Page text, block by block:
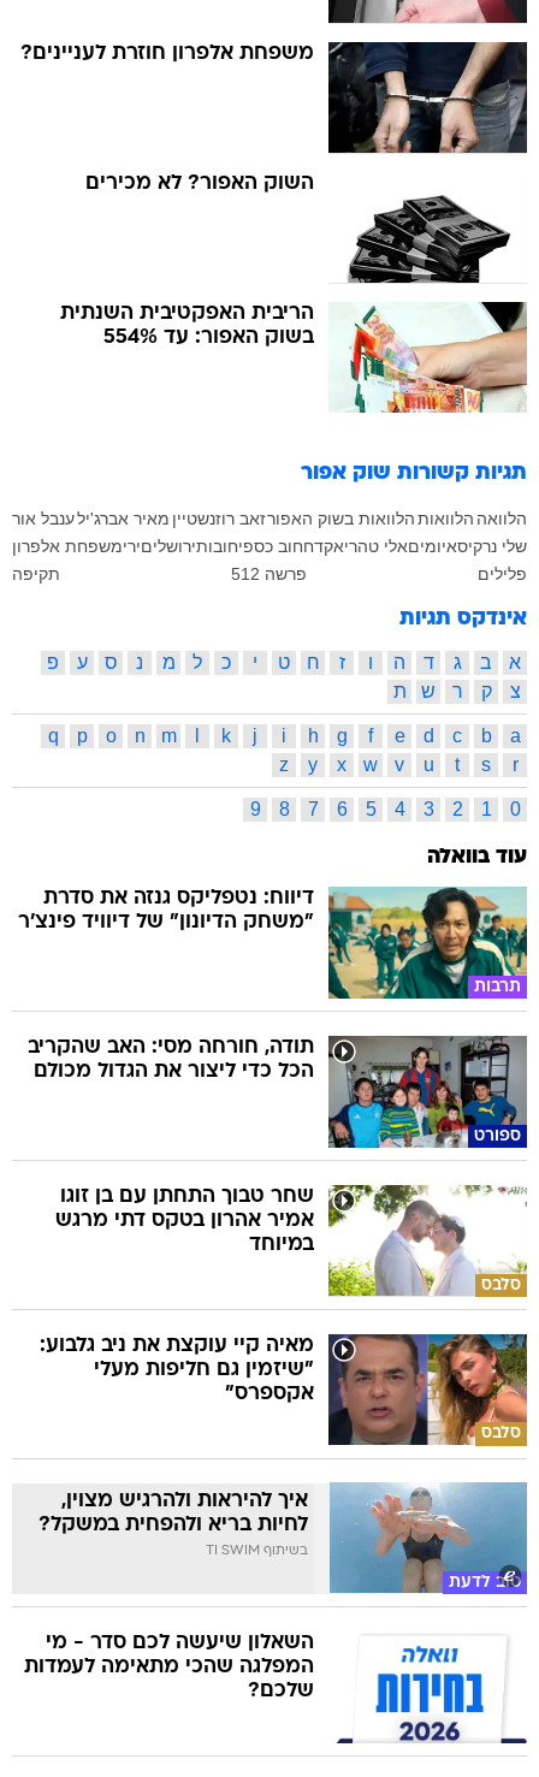
משפחת אלפרון חוזרת לעניינים?
השוק האפור? לא מכירים
הריבית האפקטיבית השנתית
בשוק האפור: עד 554%
תגיות קשורות שוק אפור
הלוואה הלוואות הלוואות בשוק האפורזאב רוזנשטיין מאיר אברג'ילענבל אור
שלי נרקיסאיומיםאלי טהריאקדחחוב כספיחובותירושליםירימשפחת אלפרון
פלילים
פרשה 512 תקיפה
אינדקס תגיות
א ב ג ד ה ו ז ח ט י כ ל מ נ ס ע
פ
צ
ק ר ש ת
a
b
c
d
e
f
g
h
i
j
k
m
n
o
p
q
r
s
t
u
v
w
x
y
z
0
1
2
3
4
5
6
7
8
9
עוד בוואלה
תרבות
דיווח: נטפליקס גנזה את סדרת
"משחק הדיונון" של דיוויד פינצ'ר
ספורט
תודה, חורחה מסי: האב שהקריב
הכל כדי ליצור את הגדול מכולם
סלבס
שחר טבוך התחתן עם בן זוגו
אמיר אהרון בטקס דתי מרגש
במיוחד
סלבס
מאיה קיי עוקצת את ניב גלבוע:
"שיזמין גם חליפות מעלי
אקספרס"
טוב לדעת
איך להיראות ולהרגיש מצוין,
לחיות בריא ולהפחית במשקל?
בשיתוף TI SWIM
השאלון שיעשה לכם סדר - מי
המפלגה שהכי מתאימה לעמדות
שלכם?